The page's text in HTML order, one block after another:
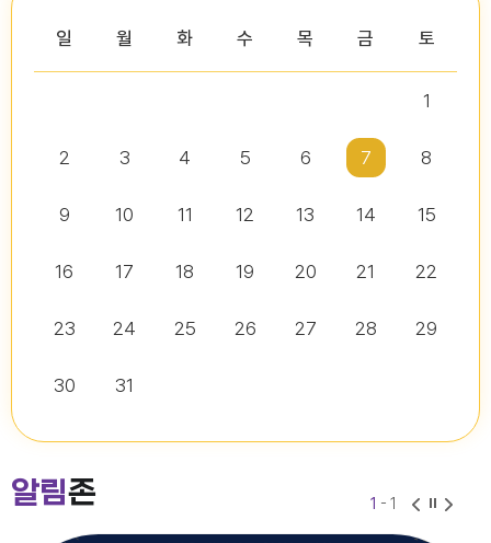
다다익산(2026.1월호) 의회편
2026-07-07
2025-12-03
2026-07-02
2026-06-26
2026-07-24
2026-07-10
2026-07-07
2026-06-30
일 월 화 수 목 금 토
1
2 3 4 5 6 7 8
9 10 11 12 13 14 15
16 17 18 19 20 21 22
23 24 25 26 27 28 29
30 31
알림존 1 - 1